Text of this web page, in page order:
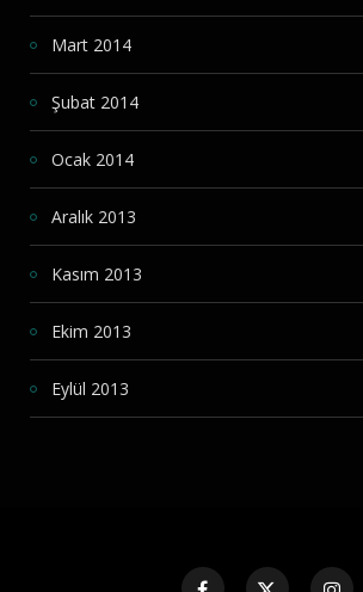
Mart 2014
Şubat 2014
Ocak 2014
Aralık 2013
Kasım 2013
Ekim 2013
Eylül 2013